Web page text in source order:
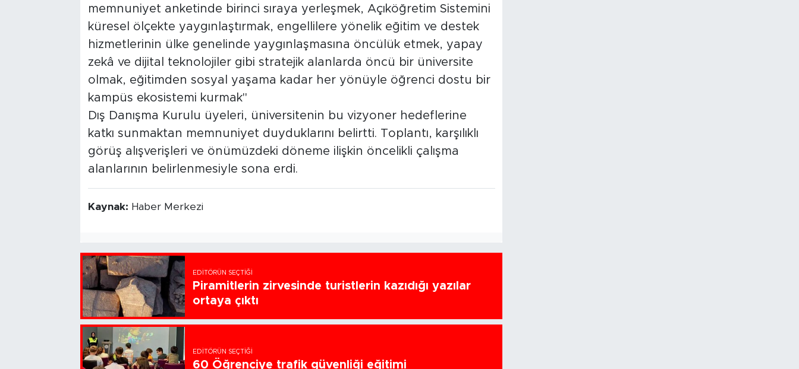
memnuniyet anketinde birinci sıraya yerleşmek, Açıköğretim Sistemini
küresel ölçekte yaygınlaştırmak, engellilere yönelik eğitim ve destek
hizmetlerinin ülke genelinde yaygınlaşmasına öncülük etmek, yapay
zekâ ve dijital teknolojiler gibi stratejik alanlarda öncü bir üniversite
olmak, eğitimden sosyal yaşama kadar her yönüyle öğrenci dostu bir
kampüs ekosistemi kurmak"
Dış Danışma Kurulu üyeleri, üniversitenin bu vizyoner hedeflerine
katkı sunmaktan memnuniyet duyduklarını belirtti. Toplantı, karşılıklı
görüş alışverişleri ve önümüzdeki döneme ilişkin öncelikli çalışma
alanlarının belirlenmesiyle sona erdi.
Kaynak: Haber Merkezi
EDITÖRÜN SEÇTIĞI
Piramitlerin zirvesinde turistlerin kazıdığı yazılar
ortaya çıktı
EDITÖRÜN SEÇTIĞI
60 Öğrenciye trafik güvenliği eğitimi